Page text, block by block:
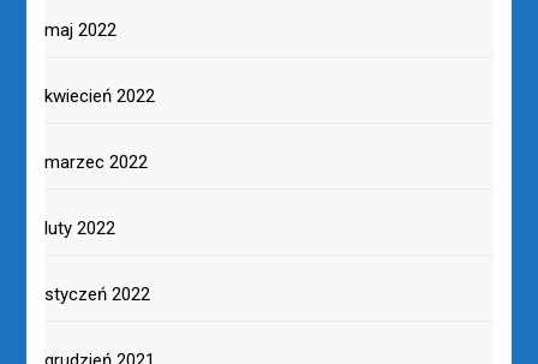
maj 2022
kwiecień 2022
marzec 2022
luty 2022
styczeń 2022